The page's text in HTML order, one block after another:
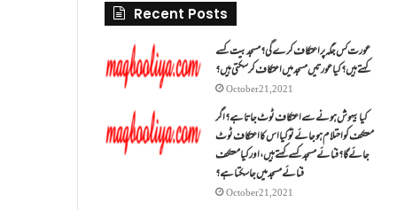
Recent Posts
عورت کس جگہ پر اعتکاف کرے گی؟مسجد بیت کسے
کہتے ہیں؟کیا عورتیں مسجد میں اعتکاف کر سکتی ہیں؟
October 21, 2021
کیا بیہوش ہونے سے اعتکاف ٹوٹ جاتا ہے؟ اگر
معتکف کو احتلام ہو جائے تو کیا اس کا اعتکاف ٹوٹ
جائے گا؟فنائے مسجد کسے کہتے ہیں ، اور کیا معتکف
فنائے مسجد میں جا سکتا ہے؟
October 21, 2021